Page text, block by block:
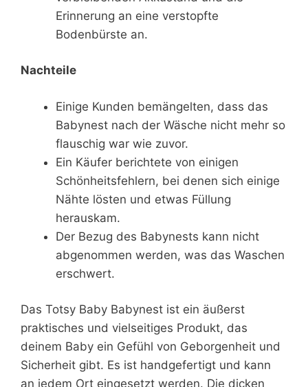
Erinnerung an eine verstopfte
Bodenbürste an.
Nachteile
Einige Kunden bemängelten, dass das
Babynest nach der Wäsche nicht mehr so
flauschig war wie zuvor.
Ein Käufer berichtete von einigen
Schönheitsfehlern, bei denen sich einige
Nähte lösten und etwas Füllung
herauskam.
Der Bezug des Babynests kann nicht
abgenommen werden, was das Waschen
erschwert.
Das Totsy Baby Babynest ist ein äußerst
praktisches und vielseitiges Produkt, das
deinem Baby ein Gefühl von Geborgenheit und
Sicherheit gibt. Es ist handgefertigt und kann
an jedem Ort eingesetzt werden. Die dicken